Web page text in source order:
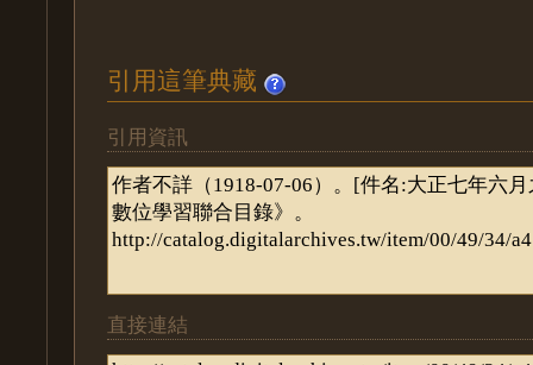
引用這筆典藏
引用資訊
直接連結